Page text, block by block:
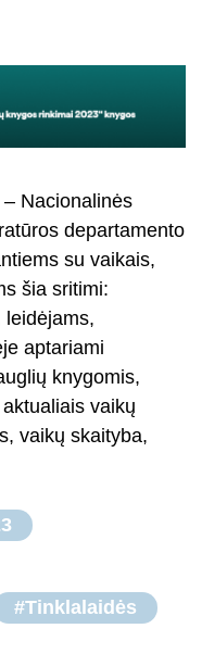
– Nacionalinės
departamento
su vaikais,
šia sritimi:
leidėjams,
aptariami
knygomis,
vaikų
vaikų skaityba,
#Tinklalaidės